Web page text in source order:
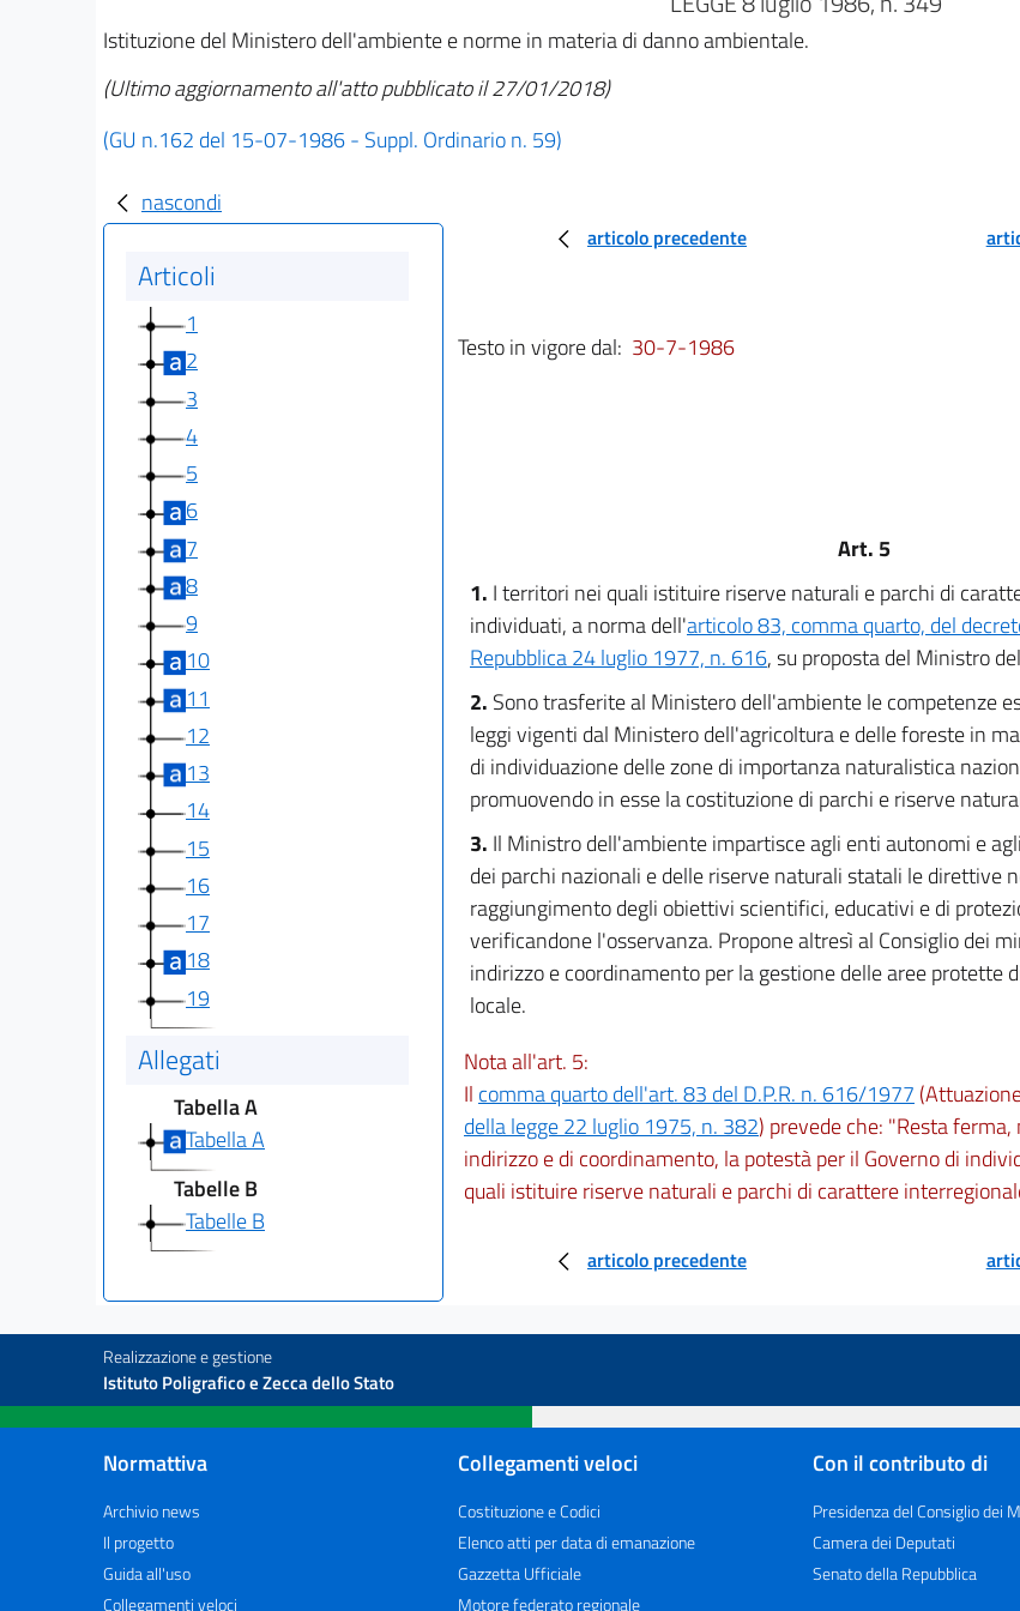
Istituzione del Ministero dell'ambiente e norme in materia di danno ambientale.
(Ultimo aggiornamento all'atto pubblicato il 27/01/2018)
(GU n.162 del 15-07-1986 - Suppl. Ordinario n. 59)
nascondi
Articoli
1
2
3
4
5
6
7
8
9
10
11
12
13
14
15
16
17
18
19
Allegati
Tabella A
Tabella A
Tabelle B
Tabelle B
articolo precedente
Testo in vigore dal: 30-7-1986
Art. 5
1. I territori nei quali istituire riserve naturali e parchi di
individuati, a norma dell'articolo 83, comma quarto, del
Repubblica 24 luglio 1977, n. 616, su proposta del Ministro
2. Sono trasferite al Ministero dell'ambiente le competenze
leggi vigenti dal Ministero dell'agricoltura e delle foreste in
di individuazione delle zone di importanza naturalistica
promuovendo in esse la costituzione di parchi e riserve
3. Il Ministro dell'ambiente impartisce agli enti autonomi e
dei parchi nazionali e delle riserve naturali statali le direttive
raggiungimento degli obiettivi scientifici, educativi e di
verificandone l'osservanza. Propone altresì al Consiglio dei
indirizzo e coordinamento per la gestione delle aree protette
locale.
Nota all'art. 5:
Il comma quarto dell'art. 83 del D.P.R. n. 616/1977
della legge 22 luglio 1975, n. 382) prevede che: "Resta
indirizzo e di coordinamento, la potestà per il Governo di
quali istituire riserve naturali e parchi di carattere
articolo precedente
Realizzazione e gestione
Istituto Poligrafico e Zecca dello Stato
Normattiva
Archivio news
Il progetto
Guida all'uso
Collegamenti veloci
Collegamenti veloci
Costituzione e Codici
Elenco atti per data di emanazione
Gazzetta Ufficiale
Motore federato regionale
Con il contributo di
Presidenza del Consiglio dei
Camera dei Deputati
Senato della Repubblica